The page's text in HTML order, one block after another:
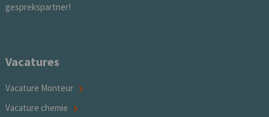
gesprekspartner!
Vacatures
Vacature Monteur
Vacature chemie